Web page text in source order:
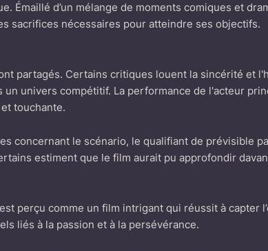
Émaillé d’un mélange de moments comiques et
sacrifices nécessaires pour atteindre ses objectifs.
partagés. Certains critiques louent la sincérité et
un univers compétitif. La performance de l'acteur
touchante.
concernant le scénario, le qualifiant de prévisible
estiment que le film aurait pu approfondir
perçu comme un film intrigant qui réussit à capter
liés à la passion et à la persévérance.